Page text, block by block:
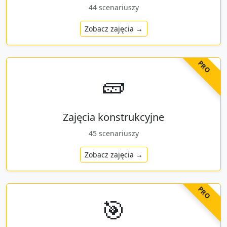
44scenariuszy
Zobacz zajęcia →
PRO
🧱
Zajęcia konstrukcyjne
45scenariuszy
Zobacz zajęcia →
PRO
🎯